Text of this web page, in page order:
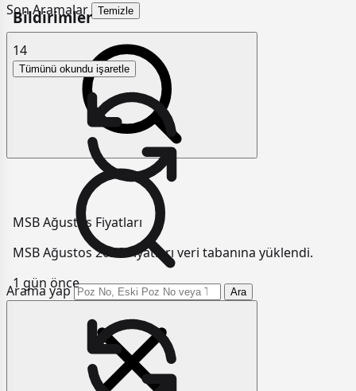
Son Aramalar Temizle
Arama yap Ara
Bildirimler
14
Tümünü okundu işaretle
MSB Ağustos Fiyatları
MSB Ağustos 2026 Fiyatları veri tabanına yüklendi.
1 gün önce